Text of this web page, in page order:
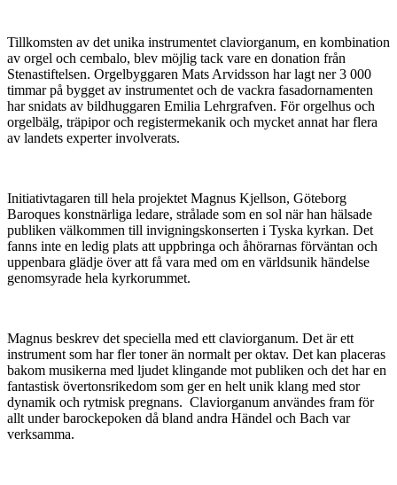
Tillkomsten av det unika instrumentet claviorganum, en kombination
av orgel och cembalo, blev möjlig tack vare en donation från
Stenastiftelsen. Orgelbyggaren Mats Arvidsson har lagt ner 3 000
timmar på bygget av instrumentet och de vackra fasadornamenten
har snidats av bildhuggaren Emilia Lehrgrafven. För orgelhus och
orgelbälg, träpipor och registermekanik och mycket annat har flera
av landets experter involverats.
Initiativtagaren till hela projektet Magnus Kjellson, Göteborg
Baroques konstnärliga ledare, strålade som en sol när han hälsade
publiken välkommen till invigningskonserten i Tyska kyrkan. Det
fanns inte en ledig plats att uppbringa och åhörarnas förväntan och
uppenbara glädje över att få vara med om en världsunik händelse
genomsyrade hela kyrkorummet.
Magnus beskrev det speciella med ett claviorganum. Det är ett
instrument som har fler toner än normalt per oktav. Det kan placeras
bakom musikerna med ljudet klingande mot publiken och det har en
fantastisk övertonsrikedom som ger en helt unik klang med stor
dynamik och rytmisk pregnans. Claviorganum användes fram för
allt under barockepoken då bland andra Händel och Bach var
verksamma.